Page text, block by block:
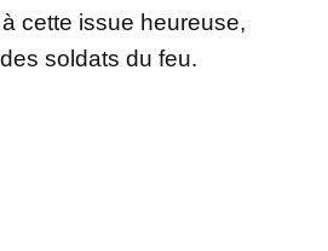
cette issue heureuse,
soldats du feu.